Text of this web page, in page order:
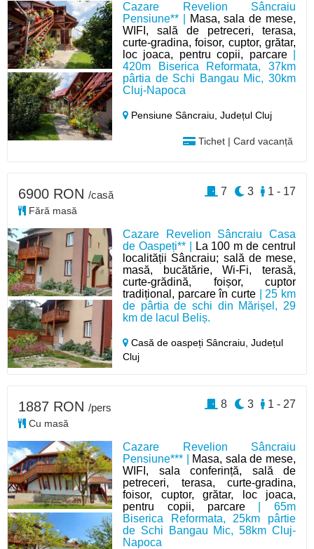
Cazare Revelion Sâncraiu
Pensiune** |
Masa, sala de mese,
WIFI, sală de petreceri, terasa,
curte-gradina, foisor, cuptor, grătar,
loc joaca, pentru copii, parcare|
420m Biserica Reformata, 37km
pârtia de Schi Bangau Mic, 30km
Cluj-Napoca
Pensiune Sâncraiu,Județul Cluj
Tichet | Card vacanță
Cazare Revelion Sâncraiu Casa
de Oaspeți** |
La 100 m de centrul
localității Sâncraiu; sală de mese,
masă, bucătărie, Wi-Fi, terasă,
curte-grădină, foișor, cuptor
tradițional, parcare în curte | 25 km
de pârtia de schi din Mărișel, 29
km de lacul Beliș.
Casă de oaspeți Sâncraiu,Județul
Cluj
6900 RON /casă
Fără masă
1 - 17
3
7
Cazare Revelion Sâncraiu
Pensiune*** |
Masa, sala de mese,
WIFI, sala conferință, sală de
petreceri, terasa, curte-gradina,
foisor, cuptor, grătar, loc joaca,
pentru copii, parcare| 65m
Biserica Reformata, 25km pârtie
de Schi Bangau Mic, 58km Cluj-
Napoca
1887 RON /pers
Cu masă
1 - 27
3
8